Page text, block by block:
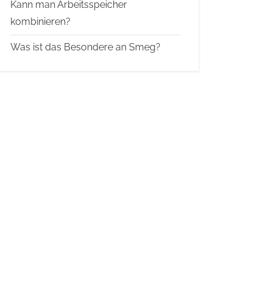
Kann man Arbeitsspeicher
kombinieren?
Was ist das Besondere an Smeg?